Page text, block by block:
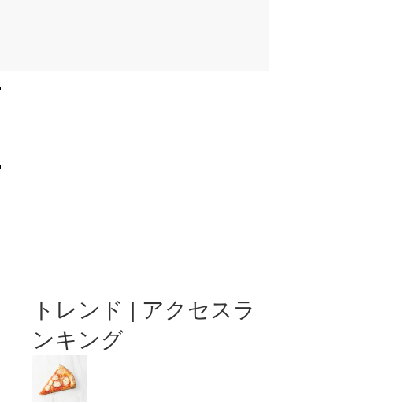
トレンド | アクセスラ
ンキング